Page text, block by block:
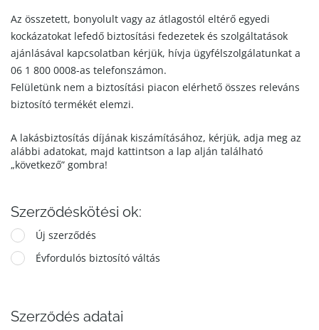
Az összetett, bonyolult vagy az átlagostól eltérő egyedi
kockázatokat lefedő biztosítási fedezetek és szolgáltatások
ajánlásával kapcsolatban kérjük, hívja ügyfélszolgálatunkat a
06 1 800 0008-as telefonszámon.
Felületünk nem a biztosítási piacon elérhető összes releváns
biztosító termékét elemzi.
A lakásbiztosítás díjának kiszámításához, kérjük, adja meg az
alábbi adatokat, majd kattintson a lap alján található
„következő” gombra!
Szerződéskötési ok:
Új szerződés
Évfordulós biztosító váltás
Szerződés adatai